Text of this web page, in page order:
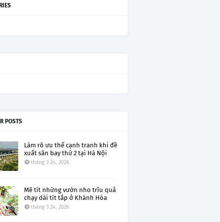
POSTS
Làm rõ ưu thế cạnh tranh khi đề
xuất sân bay thứ 2 tại Hà Nội
tháng 3 24, 2026
Mê tít những vườn nho trĩu quả
chạy dài tít tắp ở Khánh Hòa
tháng 3 24, 2026